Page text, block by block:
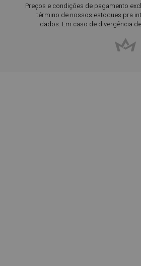
Preços e condições de pagamento
término de nossos estoques pra
dados. Em caso de divergência